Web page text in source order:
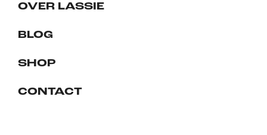
OVER LASSIE
BLOG
SHOP
CONTACT